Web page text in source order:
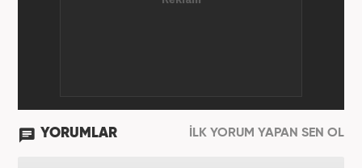
YORUMLAR İLK YORUM YAPAN SEN OL